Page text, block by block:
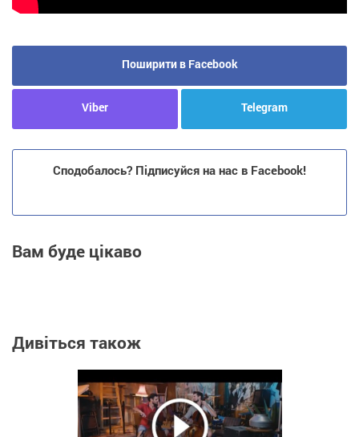
Поширити в Facebook
Viber Telegram
Сподобалось? Підписуйся на нас в Facebook!
Вам буде цікаво
Дивіться також